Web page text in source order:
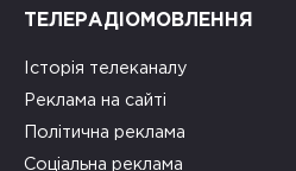
ТЕЛЕРАДІОМОВЛЕННЯ
Історія телеканалу
Реклама на сайті
Політична реклама
Соціальна реклама